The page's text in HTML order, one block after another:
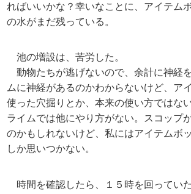
ればいいかな？幸いなことに、アイテム
の水がまだ残っている。
池の増設は、苦労した。
動物たちが逃げないので、余計に神経
ムに神経があるのかわからないけど、ア
使った穴掘りとか、本来の使い方ではな
ライムでは他にやり方がない。スコップ
のかもしれないけど、私にはアイテムボ
しか思いつかない。
時間を確認したら、１５時を回っていた